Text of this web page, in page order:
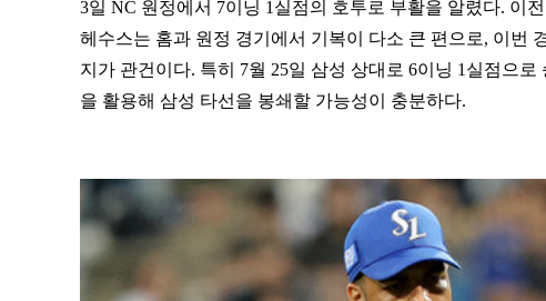
3일 NC 원정에서 7이닝 1실점의 호투로 부활을 알렸다. 이
헤수스는 홈과 원정 경기에서 기복이 다소 큰 편으로, 이번
지가 관건이다. 특히 7월 25일 삼성 상대로 6이닝 1실점으
을 활용해 삼성 타선을 봉쇄할 가능성이 충분하다.